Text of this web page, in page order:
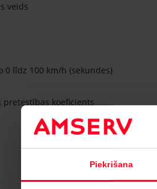
Piekrišana
veids
0 līdz 100 km/h (sekundes)
pretestības koeficients